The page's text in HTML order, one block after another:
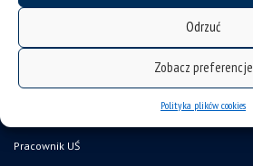
Odrzuć
Zobacz preferencje
Polityka plików cookies
mapa strony
Pracownik UŚ